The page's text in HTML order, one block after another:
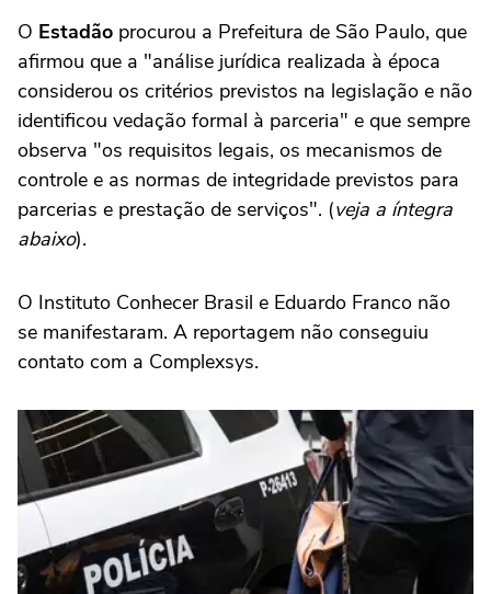
O Estadão procurou a Prefeitura de São Paulo, que
afirmou que a "análise jurídica realizada à época
considerou os critérios previstos na legislação e não
identificou vedação formal à parceria" e que sempre
observa "os requisitos legais, os mecanismos de
controle e as normas de integridade previstos para
parcerias e prestação de serviços". (veja a íntegra
abaixo).
O Instituto Conhecer Brasil e Eduardo Franco não
se manifestaram. A reportagem não conseguiu
contato com a Complexsys.